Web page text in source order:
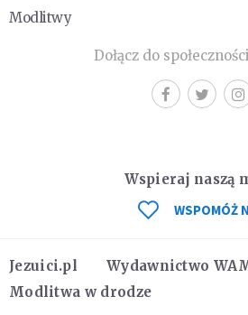
Modlitwy
Dołącz do
Jezuici.pl Wydawnictwo
Modlitwa w drodze
Wspieraj naszą
WSPOMÓŻ